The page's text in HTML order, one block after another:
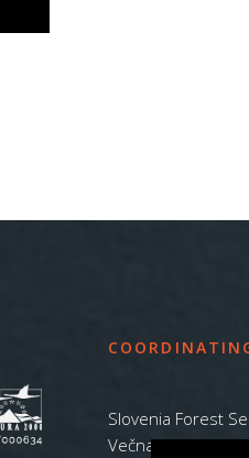
Slovenia Forest
Večna pot 2, SI –